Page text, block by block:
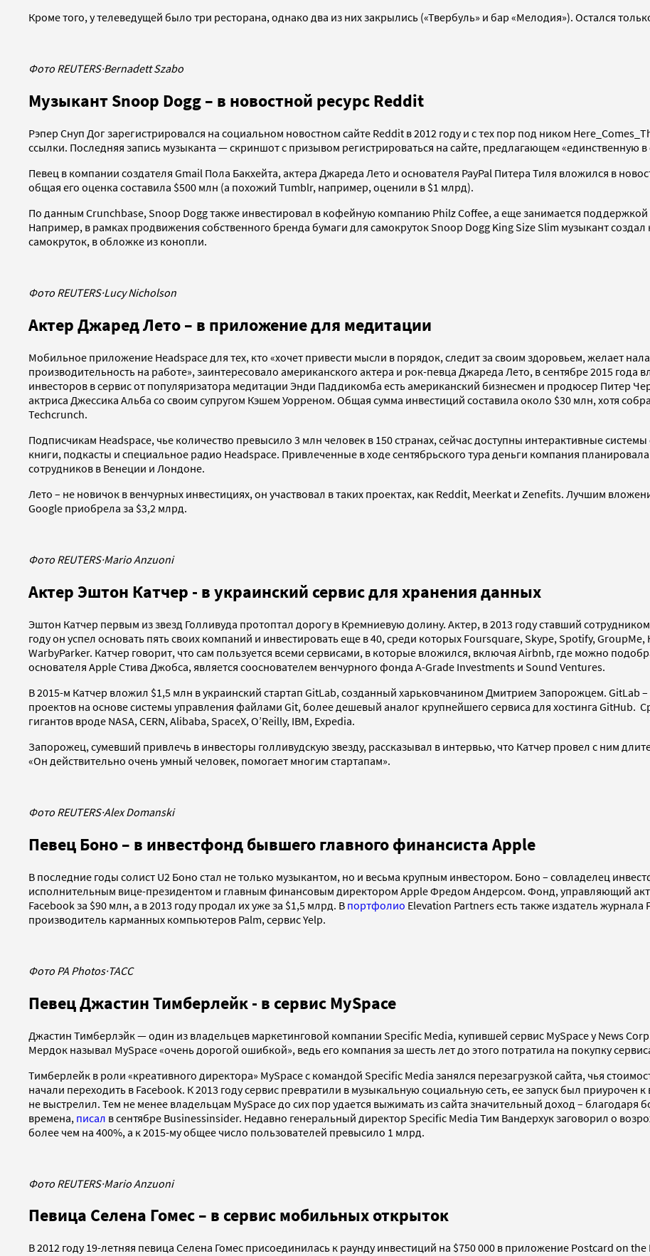
Кроме того, у телеведущей было три ресторана, однако два из них закрылись («Твербуль» и бар «Мелодия»). Остался
Фото REUTERS·Bernadett Szabo
Музыкант Snoop Dogg – в новостной ресурс Reddit
Рэпер Снуп Дог зарегистрировался на социальном новостном сайте Reddit в 2012 году и с тех пор под ником
ссылки. Последняя запись музыканта — скриншот с призывом регистрироваться на сайте, предлагающем «единственную
Певец в компании создателя Gmail Пола Бакхейта, актера Джареда Лето и основателя PayPal Питера Тиля вложился в
общая его оценка составила $500 млн (а похожий Tumblr, например, оценили в $1 млрд).
По данным Crunchbase, Snoop Dogg также инвестировал в кофейную компанию Philz Coffee, а еще занимается
Например, в рамках продвижения собственного бренда бумаги для самокруток Snoop Dogg King Size Slim музыкант
самокруток, в обложке из конопли.
Фото REUTERS·Lucy Nicholson
Актер Джаред Лето – в приложение для медитации
Мобильное приложение Headspace для тех, кто «хочет привести мысли в порядок, следит за своим здоровьем, желает
производительность на работе», заинтересовало американского актера и рок-певца Джареда Лето, в сентябре 2015 года
инвесторов в сервис от популяризатора медитации Энди Паддикомба есть американский бизнесмен и продюсер Питер
актриса Джессика Альба со своим супругом Кэшем Уорреном. Общая сумма инвестиций составила около $30 млн, хотя
Techcrunch.
Подписчикам Headspace, чье количество превысило 3 млн человек в 150 странах, сейчас доступны интерактивные
книги, подкасты и специальное радио Headspace. Привлеченные в ходе сентябрьского тура деньги компания
сотрудников в Венеции и Лондоне.
Лето – не новичок в венчурных инвестициях, он участвовал в таких проектах, как Reddit, Meerkat и Zenefits. Лучшим
Google приобрела за $3,2 млрд.
Фото REUTERS·Mario Anzuoni
Актер Эштон Катчер - в украинский сервис для хранения данных
Эштон Катчер первым из звезд Голливуда протоптал дорогу в Кремниевую долину. Актер, в 2013 году ставший
году он успел основать пять своих компаний и инвестировать еще в 40, среди которых Foursquare, Skype, Spotify,
WarbyParker. Катчер говорит, что сам пользуется всеми сервисами, в которые вложился, включая Airbnb, где можно
основателя Apple Стива Джобса, является сооснователем венчурного фонда A-Grade Investments и Sound Ventures.
В 2015-м Катчер вложил $1,5 млн в украинский стартап GitLab, созданный харьковчанином Дмитрием Запорожцем. GitLab
проектов на основе системы управления файлами Git, более дешевый аналог крупнейшего сервиса для хостинга GitHub.
гигантов вроде NASA, CERN, Alibaba, SpaceX, O’Reilly, IBM, Expedia.
Запорожец, сумевший привлечь в инвесторы голливудскую звезду, рассказывал в интервью, что Катчер провел с ним
«Он действительно очень умный человек, помогает многим стартапам».
Фото REUTERS·Alex Domanski
Певец Боно – в инвестфонд бывшего главного финансиста Apple
В последние годы солист U2 Боно стал не только музыкантом, но и весьма крупным инвестором. Боно – совладелец
исполнительным вице-президентом и главным финансовым директором Apple Фредом Андерсом. Фонд, управляющий
Facebook за $90 млн, а в 2013 году продал их уже за $1,5 млрд. В портфолио Elevation Partners есть также издатель
производитель карманных компьютеров Palm, сервис Yelp.
Фото PA Photos·ТАСС
Певец Джастин Тимберлейк - в сервис MySpace
Джастин Тимберлэйк — один из владельцев маркетинговой компании Specific Media, купившей сервис MySpace у News
Мердок называл MySpace «очень дорогой ошибкой», ведь его компания за шесть лет до этого потратила на покупку
Тимберлейк в роли «креативного директора» MySpace с командой Specific Media занялся перезагрузкой сайта, чья
начали переходить в Facebook. К 2013 году сервис превратили в музыкальную социальную сеть, ее запуск был приурочен
не выстрелил. Тем не менее владельцам MySpace до сих пор удается выжимать из сайта значительный доход –
времена, писал в сентябре Businessinsider. Недавно генеральный директор Specific Media Тим Вандерхук заговорил о
более чем на 400%, а к 2015-му общее число пользователей превысило 1 млрд.
Фото REUTERS·Mario Anzuoni
Певица Селена Гомес – в сервис мобильных открыток
В 2012 году 19-летняя певица Селена Гомес присоединилась к раунду инвестиций на $750 000 в приложение Postcard on